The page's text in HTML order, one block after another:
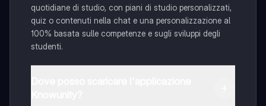
quotidiane di studio, con piani di studio personalizzati,
quiz o contenuti nella chat e una personalizzazione al
100% basata sulle competenze e sugli sviluppi degli
studenti.